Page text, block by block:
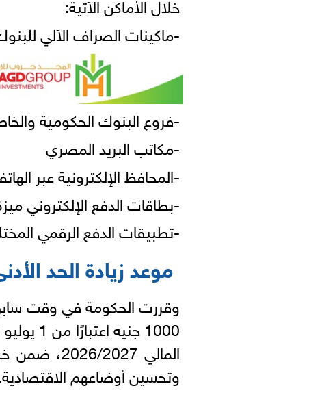
-ماكينات الصراف الآلي
-فروع البنوك الحكومية
-مكاتب البريد المصري
-المحافظ الإلكترونية عبر
-بطاقات الدفع الإلكتروني
-تطبيقات الدفع الرقمي
موعد زيادة الحد
وقررت الحكومة في وقت
المالي
وتحسين أوضاعهم